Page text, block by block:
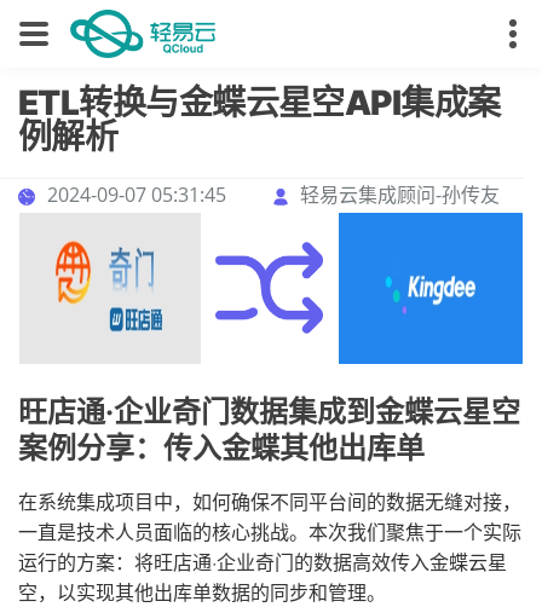
ETL转换与金蝶云星空API集成案
例解析
2024-09-07 05:31:45 轻易云集成顾问-孙传友
旺店通·企业奇门数据集成到金蝶云星空
案例分享：传入金蝶其他出库单
在系统集成项目中，如何确保不同平台间的数据无缝对接，
一直是技术人员面临的核心挑战。本次我们聚焦于一个实际
运行的方案：将旺店通·企业奇门的数据高效传入金蝶云星
空，以实现其他出库单数据的同步和管理。